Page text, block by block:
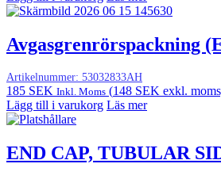
Avgasgrenrörspackning
Artikelnummer: 53032833AH
185 SEK Inkl. Moms (148 SEK exkl.
Lägg till i varukorg Läs mer
END CAP, TUBULAR